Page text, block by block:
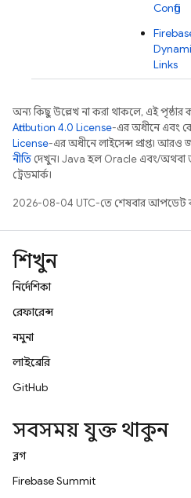
Config
Links
অন্য কিছু উল্লেখ না করা থাকলে, এই পৃষ্ঠার
Attribution 4.0 License-এর অধীনে এবং
License-এর অধীনে লাইসেন্স প্রাপ্ত। আরও
নীতি দেখুন। Java হল Oracle এবং/অথবা
ট্রেডমার্ক।
2026-08-04 UTC-তে শেষবার আপডেট
শিখুন
নির্দেশিকা
রেফারেন্স
নমুনা
লাইব্রেরি
GitHub
সবসময় যুক্ত থাকুন
ব্লগ
Firebase Summit